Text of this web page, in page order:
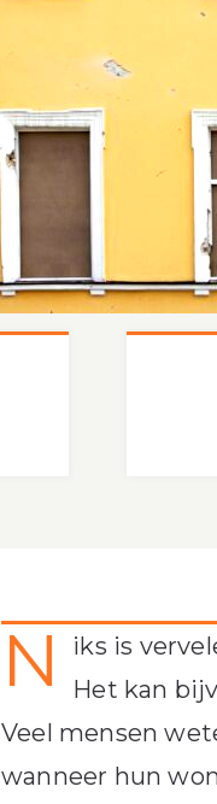
N
iks is
Het kan
Veel mensen
wanneer hun